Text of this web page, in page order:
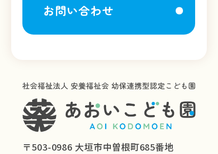
お問い合わせ
〒503-0986 大垣市中曽根町685番地